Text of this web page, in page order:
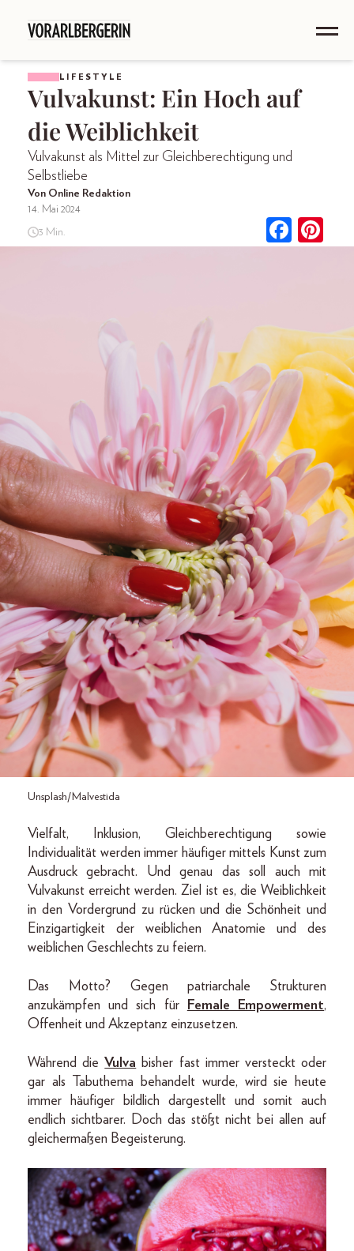
LIFESTYLE
Vulvakunst: Ein Hoch auf
die Weiblichkeit
Vulvakunst als Mittel zur Gleichberechtigung und
Selbstliebe
Von Online Redaktion
14. Mai 2024
3 Min.
Unsplash/Malvestida
Vielfalt, Inklusion, Gleichberechtigung sowie
Individualität werden immer häufiger mittels Kunst zum
Ausdruck gebracht. Und genau das soll auch mit
Vulvakunst erreicht werden. Ziel ist es, die Weiblichkeit
in den Vordergrund zu rücken und die Schönheit und
Einzigartigkeit der weiblichen Anatomie und des
weiblichen Geschlechts zu feiern.
Das Motto? Gegen patriarchale Strukturen
anzukämpfen und sich für
Female Empowerment,
Offenheit und Akzeptanz einzusetzen.
Während dieVulva bisher fast immer versteckt oder
gar als Tabuthema behandelt wurde, wird sie heute
immer häufiger bildlich dargestellt und somit auch
endlich sichtbarer. Doch das stößt nicht bei allen auf
gleichermaßen Begeisterung.